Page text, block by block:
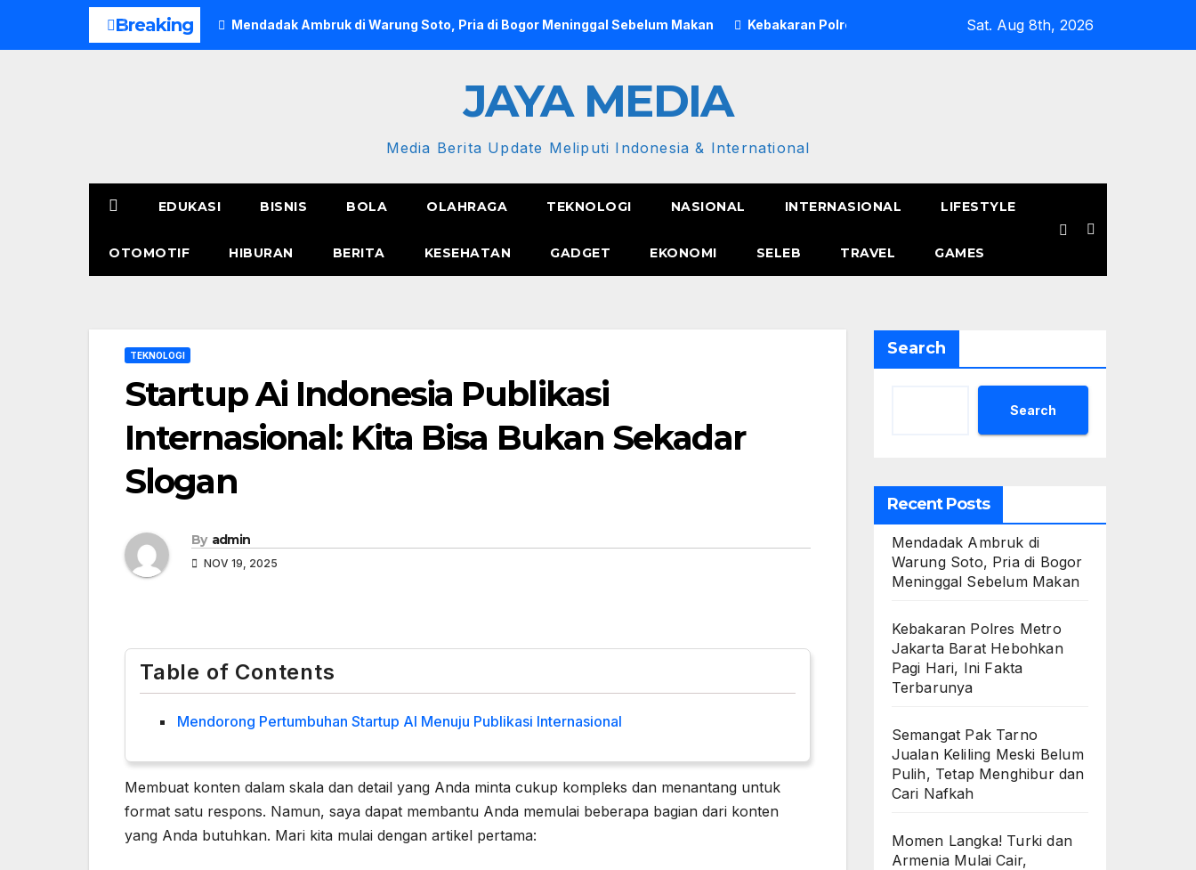
Breaking Mendadak Ambruk di Warung Soto, Pria di Bogor Meninggal Sebelum Makan Kebakaran Polres Metro Jakarta Barat Hebohkan Pagi Hari, Ini Fakta
Sat. Aug 8th, 2026
JAYA MEDIA
Media Berita Update Meliputi Indonesia & International
EDUKASI BISNIS BOLA OLAHRAGA TEKNOLOGI NASIONAL INTERNASIONAL LIFESTYLE
OTOMOTIF HIBURAN BERITA KESEHATAN GADGET EKONOMI SELEB TRAVEL GAMES
TEKNOLOGI
Startup Ai Indonesia Publikasi
Internasional: Kita Bisa Bukan Sekadar
Slogan
By admin
NOV 19, 2025
Table of Contents
Mendorong Pertumbuhan Startup AI Menuju Publikasi Internasional
Membuat konten dalam skala dan detail yang Anda minta cukup kompleks dan menantang untuk
format satu respons. Namun, saya dapat membantu Anda memulai beberapa bagian dari konten
yang Anda butuhkan. Mari kita mulai dengan artikel pertama:
Search
Search
Recent Posts
Mendadak Ambruk di
Warung Soto, Pria di Bogor
Meninggal Sebelum Makan
Kebakaran Polres Metro
Jakarta Barat Hebohkan
Pagi Hari, Ini Fakta
Terbarunya
Semangat Pak Tarno
Jualan Keliling Meski Belum
Pulih, Tetap Menghibur dan
Cari Nafkah
Momen Langka! Turki dan
Armenia Mulai Cair,